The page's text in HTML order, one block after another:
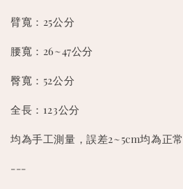
臂寬：25公分
腰寬：26~47公分
臀寬：52公分
全長：123公分
均為手工測量，誤差2~5cm均為正常
---